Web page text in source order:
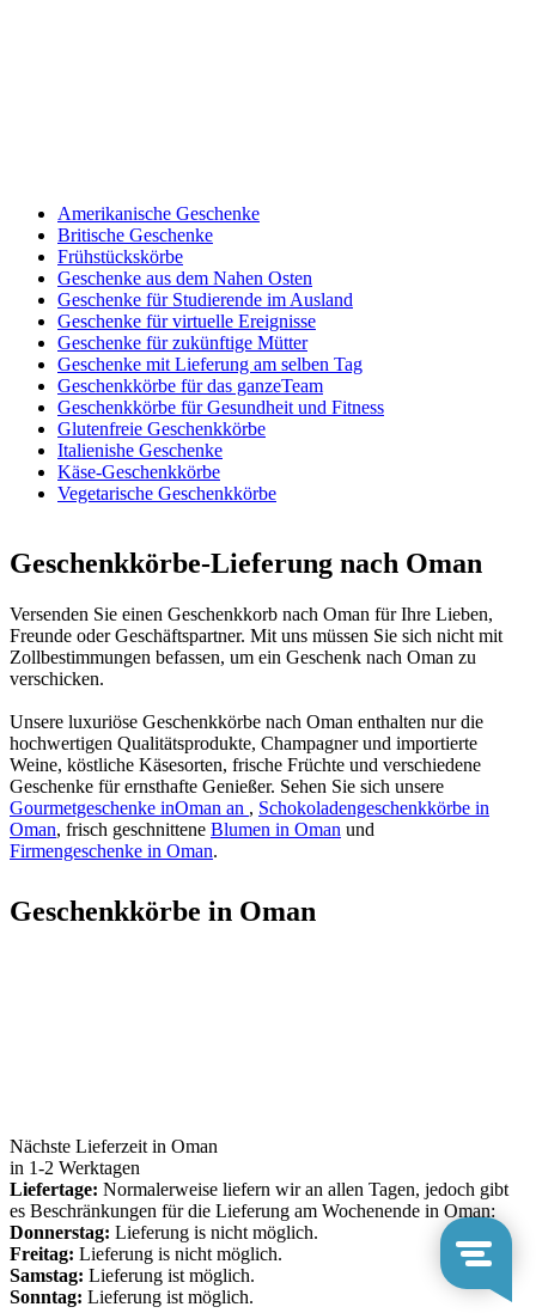
Amerikanische Geschenke
Britische Geschenke
Frühstückskörbe
Geschenke aus dem Nahen Osten
Geschenke für Studierende im Ausland
Geschenke für virtuelle Ereignisse
Geschenke für zukünftige Mütter
Geschenke mit Lieferung am selben Tag
Geschenkkörbe für das ganzeTeam
Geschenkkörbe für Gesundheit und Fitness
Glutenfreie Geschenkkörbe
Italienishe Geschenke
Käse-Geschenkkörbe
Vegetarische Geschenkkörbe
Geschenkkörbe-Lieferung nach Oman
Versenden Sie einen Geschenkkorb nach Oman für Ihre Lieben,
Freunde oder Geschäftspartner. Mit uns müssen Sie sich nicht mit
Zollbestimmungen befassen, um ein Geschenk nach Oman zu
verschicken.
Unsere luxuriöse Geschenkkörbe nach Oman enthalten nur die
hochwertigen Qualitätsprodukte, Champagner und importierte
Weine, köstliche Käsesorten, frische Früchte und verschiedene
Geschenke für ernsthafte Genießer. Sehen Sie sich unsere
Gourmetgeschenke inOman an , Schokoladengeschenkkörbe in
Oman, frisch geschnittene Blumen in Oman und
Firmengeschenke in Oman.
Geschenkkörbe in Oman
Nächste Lieferzeit in Oman
in 1-2 Werktagen
Liefertage: Normalerweise liefern wir an allen Tagen, jedoch gibt
es Beschränkungen für die Lieferung am Wochenende in Oman:
Donnerstag: Lieferung is nicht möglich.
Freitag: Lieferung is nicht möglich.
Samstag: Lieferung ist möglich.
Sonntag: Lieferung ist möglich.